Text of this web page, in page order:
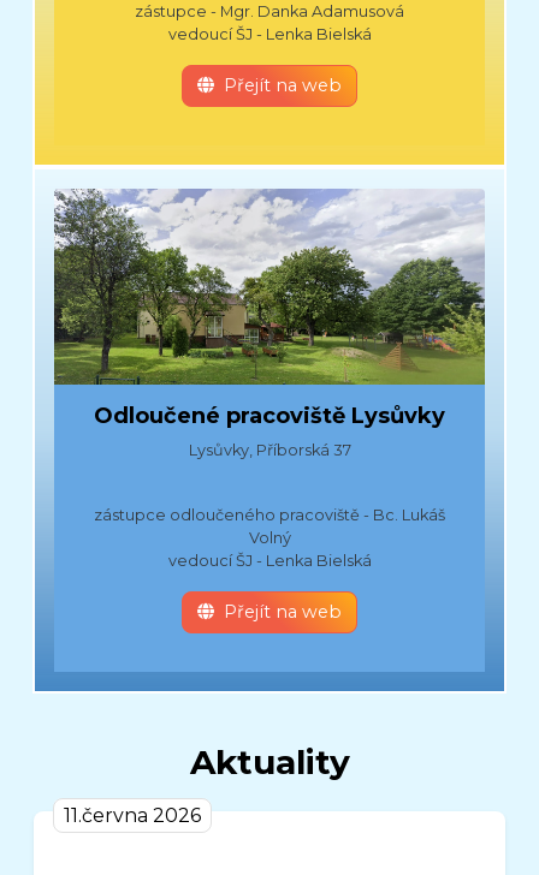
zástupce - Mgr. Danka Adamusová
vedoucí ŠJ - Lenka Bielská
Přejít na web
Odloučené pracoviště Lysůvky
Lysůvky, Příborská 37
zástupce odloučeného pracoviště - Bc. Lukáš
Volný
vedoucí ŠJ - Lenka Bielská
Přejít na web
Aktuality
11.června 2026